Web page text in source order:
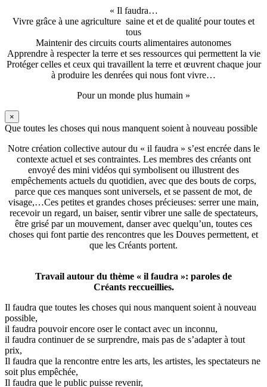
« Il faudra…
Vivre grâce à une agriculture saine et et de qualité pour toutes et
tous
Maintenir des circuits courts alimentaires autonomes
Apprendre à respecter la terre et ses ressources qui permettent la vie
Protéger celles et ceux qui travaillent la terre et œuvrent chaque jour
à produire les denrées qui nous font vivre…
Pour un monde plus humain »
×
Que toutes les choses qui nous manquent soient à nouveau possible
Notre création collective autour du « il faudra » s’est encrée dans le
contexte actuel et ses contraintes. Les membres des créants ont
envoyé des mini vidéos qui symbolisent ou illustrent des
empêchements actuels du quotidien, avec que des bouts de corps,
parce que ces manques sont universels, et se passent de mot, de
visage,…Ces petites et grandes choses précieuses: serrer une main,
recevoir un regard, un baiser, sentir vibrer une salle de spectateurs,
être grisé par un mouvement, danser avec quelqu’un, toutes ces
choses qui font partie des rencontres que les Douves permettent, et
que les Créants portent.
Travail autour du thème « il faudra »: paroles de
Créants reccueillies.
Il faudra que toutes les choses qui nous manquent soient à nouveau
possible,
il faudra pouvoir encore oser le contact avec un inconnu,
il faudra continuer de se surprendre, mais pas de s’adapter à tout
prix,
Il faudra que la rencontre entre les arts, les artistes, les spectateurs ne
soit plus empêchée,
Il faudra que le public puisse revenir,